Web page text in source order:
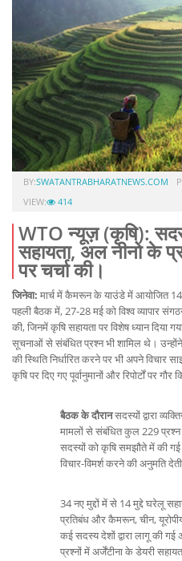
BY:SWATANTRABHARATNEWS.COM
VIEW:
414
WTO न्यूज़ (कृषि):
सहायता, अल नीनो के
पर चर्चा की।
जिनेवा: मार्च में कैमरून के याउंडे में आयोजित
पहली बैठक में, 27-28 मई को विश्व व्यापार
की, जिनमें कृषि सहायता पर विशेष ध्यान दिया
सूचनाओं से संबंधित प्रश्न भी शामिल थे।
की स्थिति निर्धारित करने पर भी अपने विचार
कृषि पर दिए गए पूर्वानुमानों और रिपोर्टों पर गौर
बैठक के दौरानसदस्यों द्वारा
मामलों से संबंधित कुल 229 प्रश्न
सदस्यों को कृषि समझौते में की गई
विचार-विमर्श करने की अनुमति
34 नए मुद्दों में से 14 मुद्दे घरेलू
प्रतिबंध और कैमरून, चीन,
कई सदस्य देशों द्वारा लागू की
प्रश्नों में अर्जेंटीना के डेयरी